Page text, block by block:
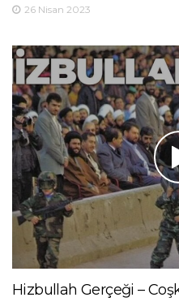
26 Nisan 2023
Hizbullah Gerçeği –